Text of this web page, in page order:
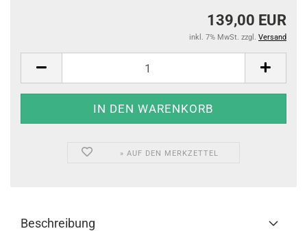
139,00 EUR
inkl. 7% MwSt. zzgl. Versand
» AUF DEN MERKZETTEL
Beschreibung